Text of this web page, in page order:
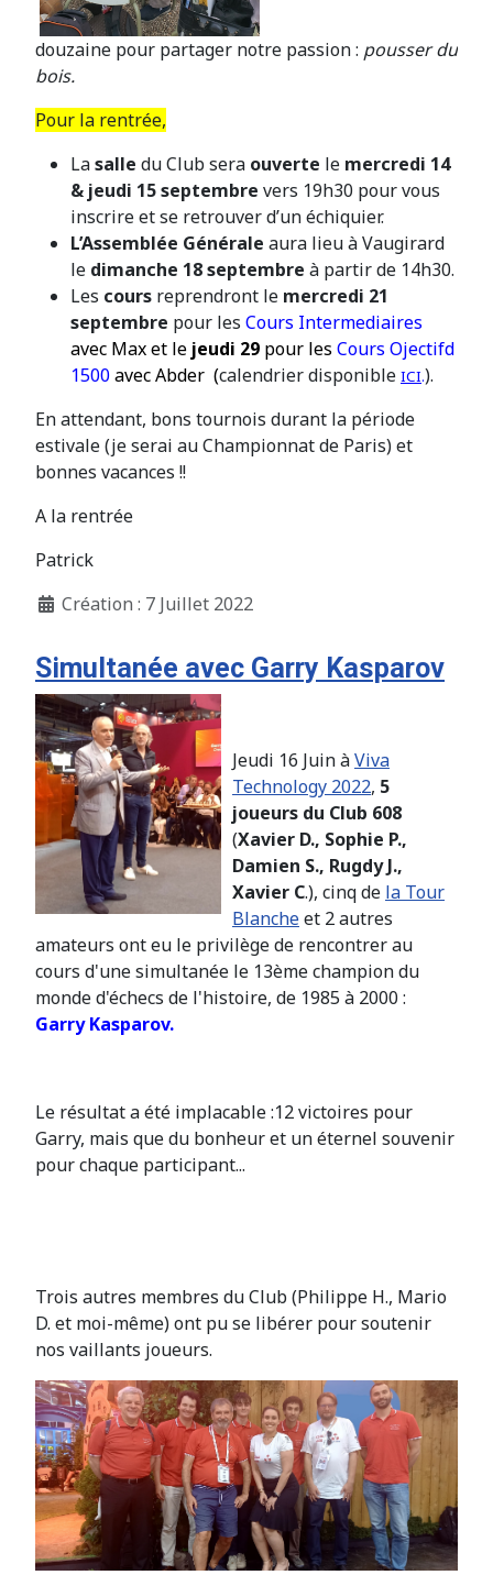
douzaine pour partager notre passion : pousser du
bois.
Pour la rentrée,
Lasalle du Club sera ouverte le mercredi 14
& jeudi 15 septembre vers 19h30 pour vous
inscrire et se retrouver d’un échiquier.
L’Assemblée Générale aura lieu à Vaugirard
le dimanche 18 septembre à partir de 14h30.
Les cours reprendront le mercredi 21
septembre pour les Cours Intermediaires
avec Max et le jeudi 29 pour les Cours Ojectifd
1500avec Abder (calendrier disponible ICI.).
En attendant, bons tournois durant la période
estivale (je serai au Championnat de Paris) et
bonnes vacances !!
A la rentrée
Patrick
Création : 7 Juillet 2022
Simultanée avec Garry Kasparov
Jeudi 16 Juin àViva
Technology 2022, 5
joueurs du Club 608
(Xavier D., Sophie P.,
Damien S., Rugdy J.,
Xavier C.), cinq de la Tour
Blancheet 2 autres
amateurs ont eu le privilège de rencontrer au
cours d'une simultanée le 13ème champion du
monde d'échecs de l'histoire, de 1985 à 2000 :
Garry Kasparov.
Le résultat a été implacable :12 victoires pour
Garry, mais que du bonheur et un éternel souvenir
pour chaque participant...
Trois autres membres du Club (Philippe H., Mario
D. et moi-même) ont pu se libérer pour soutenir
nos vaillants joueurs.